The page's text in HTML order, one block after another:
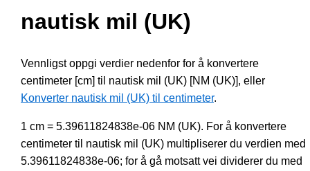
nautisk mil (UK)
Vennligst oppgi verdier nedenfor for å konvertere
centimeter [cm] til nautisk mil (UK) [NM (UK)], eller
Konverter nautisk mil (UK) til centimeter.
1 cm = 5.39611824838e-06 NM (UK). For å konvertere
centimeter til nautisk mil (UK) multipliserer du verdien med
5.39611824838e-06; for å gå motsatt vei dividerer du med